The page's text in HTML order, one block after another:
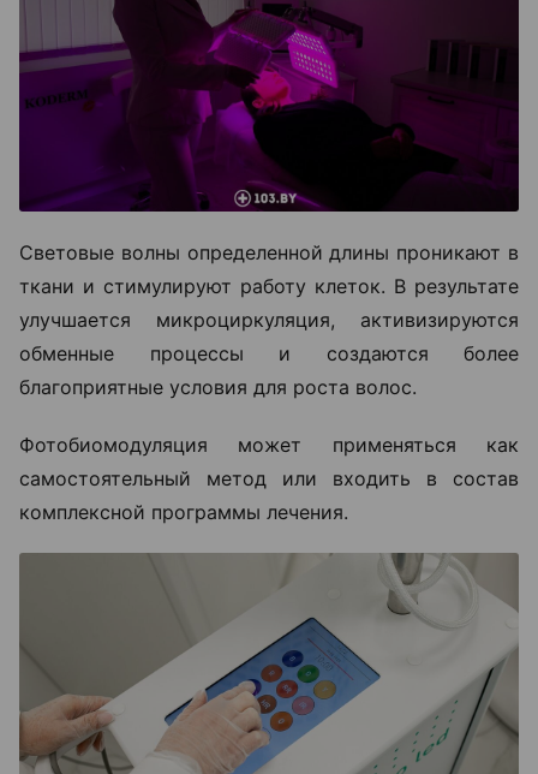
Световые волны определенной длины проникают в
ткани и стимулируют работу клеток. В результате
улучшается микроциркуляция, активизируются
обменные процессы и создаются более
благоприятные условия для роста волос.
Фотобиомодуляция может применяться как
самостоятельный метод или входить в состав
комплексной программы лечения.